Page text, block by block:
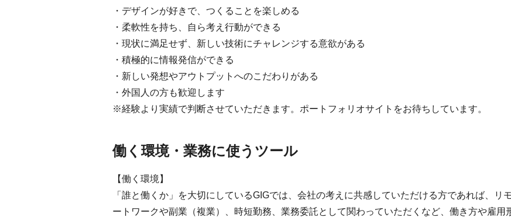
・デザインが好きで、つくることを楽しめる
・柔軟性を持ち、自ら考え行動ができる
・現状に満足せず、新しい技術にチャレンジする意欲がある
・積極的に情報発信ができる
・新しい発想やアウトプットへのこだわりがある
・外国人の方も歓迎します
※経験より実績で判断させていただきます。ポートフォリオサイトをお待ちしています。
働く環境・業務に使うツール
【働く環境】
「誰と働くか」を大切にしているGIGでは、会社の考えに共感していただける方であれば、リ
ートワークや副業（複業）、時短勤務、業務委託として関わっていただくなど、働き方や雇用